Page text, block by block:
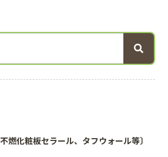
燃化粧板セラール、タフウォール等〕